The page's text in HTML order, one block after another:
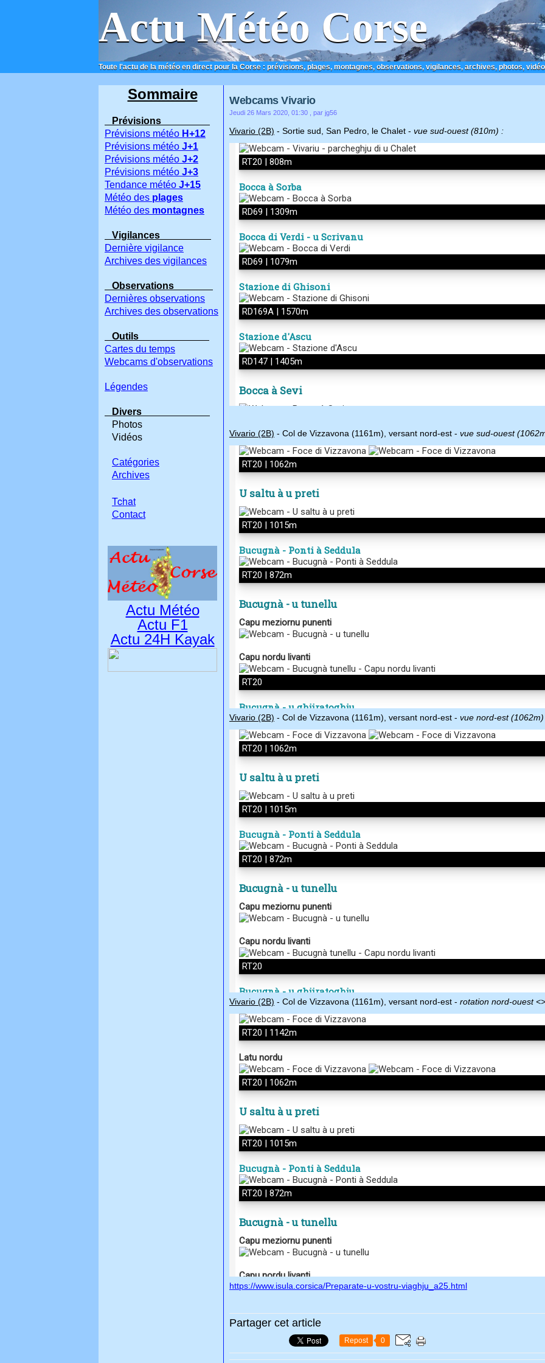
Actu Météo Corse
Toute l'actu de la météo en direct pour la Corse : prévisions, plages, montagnes, observations, vigilances, archives, photos,
ACCUEIL CONTACT
Webcams Vivario
Jeudi 26 Mars 2020, 01:30 , par jg56
Vivario (2B) - Sortie sud, San Pedro, le Chalet - vue sud-ouest (810m) :
Vivario (2B) - Col de Vizzavona (1161m), versant nord-est - vue sud-ouest
Vivario (2B) - Col de Vizzavona (1161m), versant nord-est - vue nord-est
Vivario (2B) - Col de Vizzavona (1161m), versant nord-est - rotation nord-ouest
https://www.isula.corsica/Preparate-u-vostru-viaghju_a25.html
Partager cet article
Repost 0
Sommaire
Prévisions
Prévisions météo H+12
Prévisions météo J+1
Prévisions météo J+2
Prévisions météo J+3
Tendance météo J+15
Météo des plages
Météo des montagnes
Vigilances
Dernière vigilance
Archives des vigilances
Observations
Dernières observations
Archives des observations
Outils
Cartes du temps
Webcams d'observations
Légendes
Divers
Photos
Vidéos
Catégories
Archives
Tchat
Contact
Actu Météo
Actu F1
Actu 24H Kayak